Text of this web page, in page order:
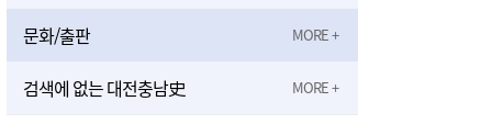
문화/출판
검색에 없는 대전충남史